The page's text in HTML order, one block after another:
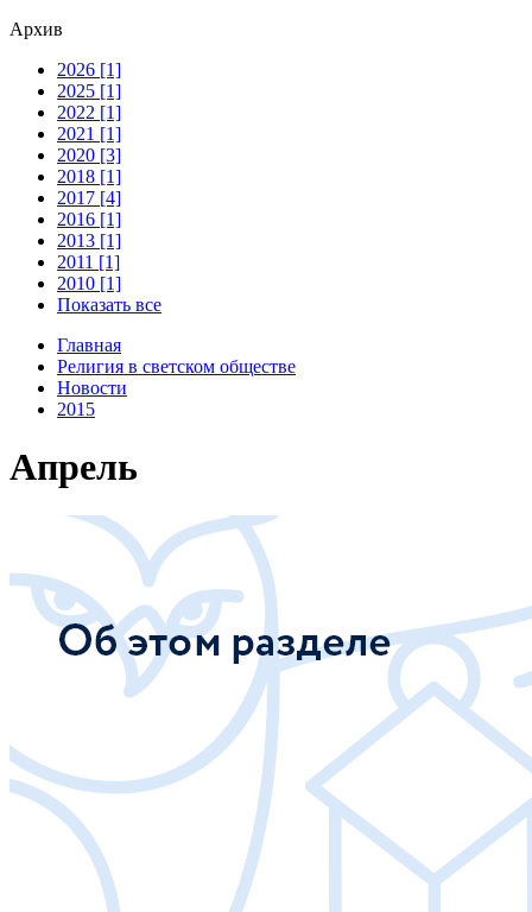
Архив
2026 [1]
2025 [1]
2022 [1]
2021 [1]
2020 [3]
2018 [1]
2017 [4]
2016 [1]
2013 [1]
2011 [1]
2010 [1]
Показать все
Главная
Религия в светском обществе
Новости
2015
Апрель